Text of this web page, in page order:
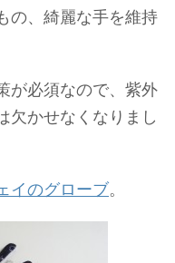
の、綺麗な手を維持
が必須なので、紫外
欠かせなくなりまし
イのグローブ。